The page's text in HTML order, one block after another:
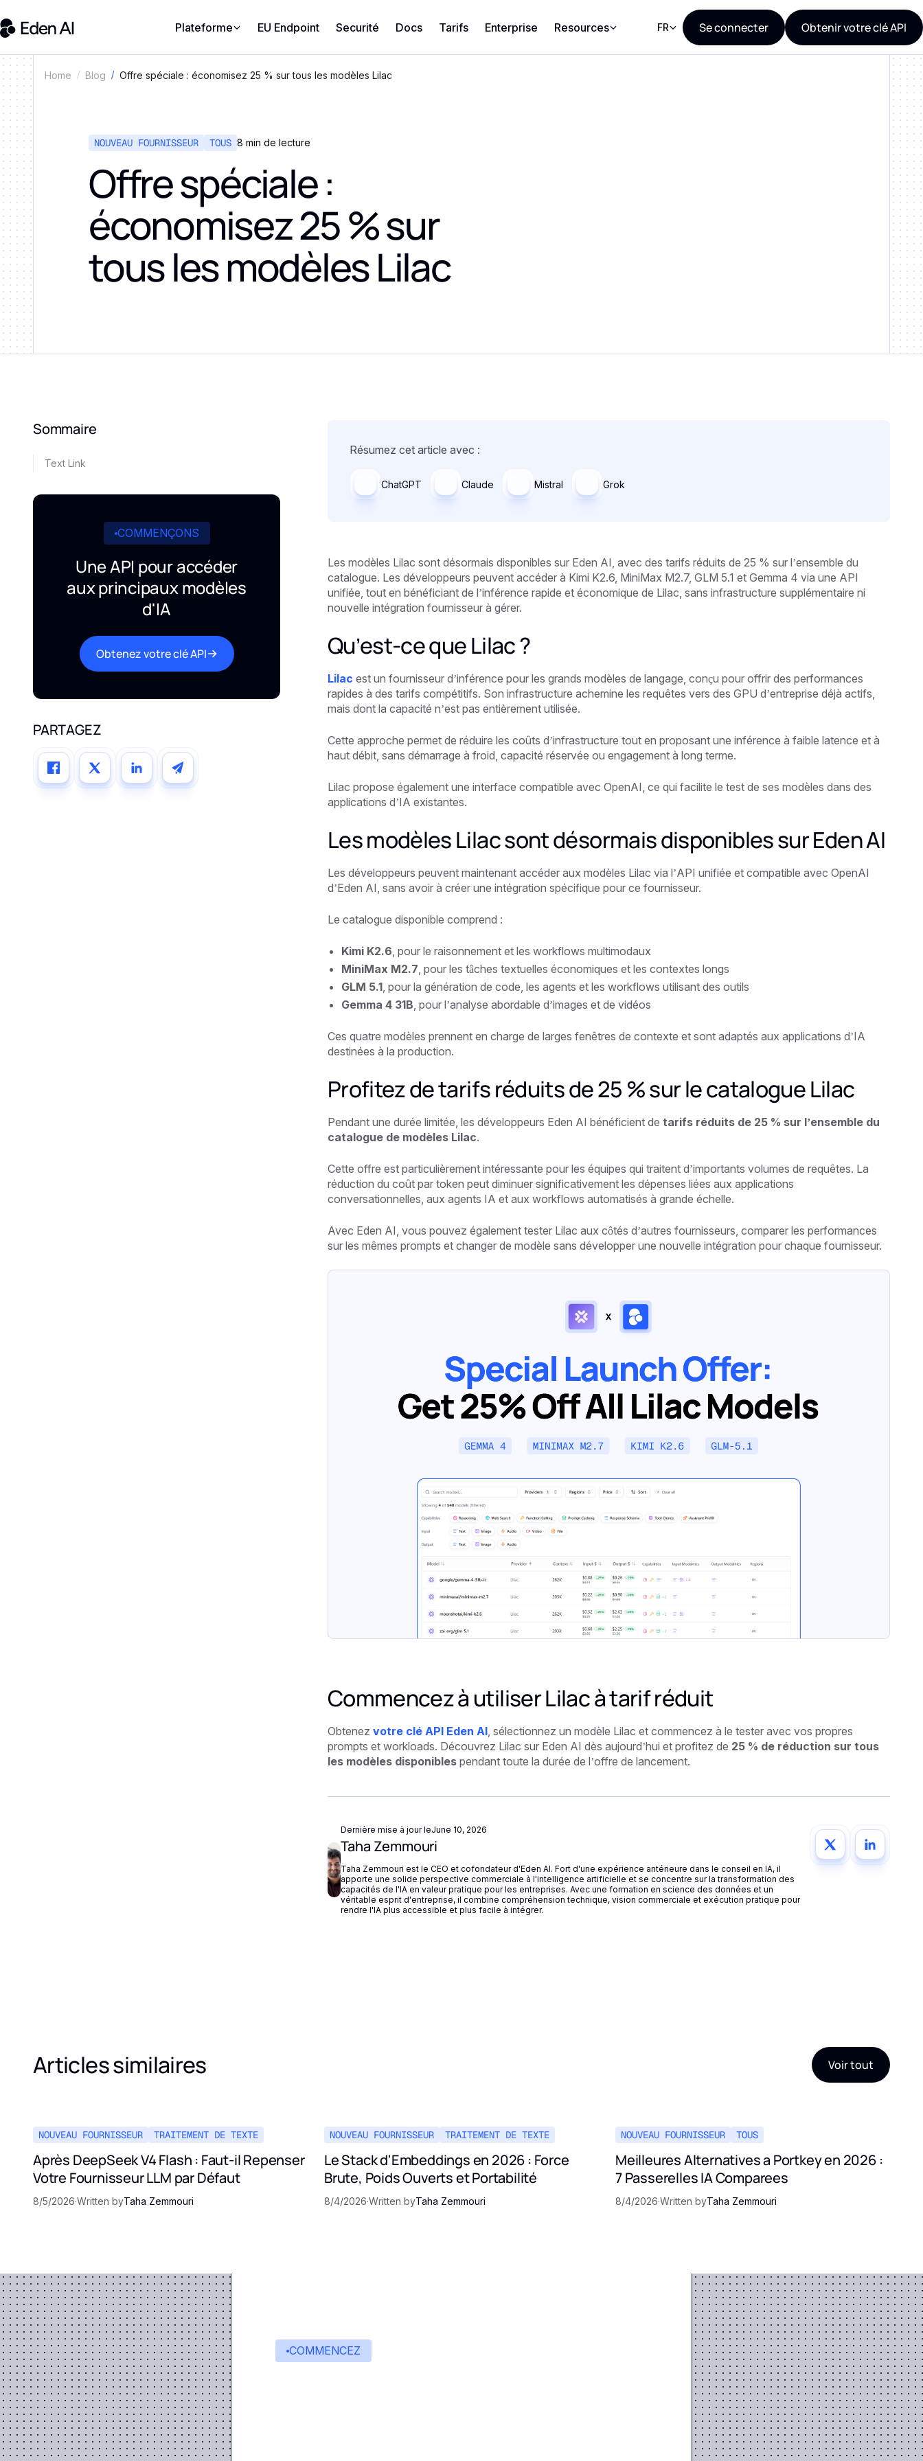
Plateforme EU Endpoint Securité Docs Tarifs Enterprise Resources FR Se connecter Obtenir votre clé API
Home Blog Offre spéciale : économisez 25 % sur tous les modèles Lilac
NOUVEAU FOURNISSEUR TOUS 8 min de lecture
Offre spéciale :
économisez 25 % sur
tous les modèles Lilac
Sommaire
Text Link
COMMENÇONS
Une API pour accéder
aux principaux modèles
d'IA
Obtenez votre clé API
PARTAGEZ
Résumez cet article avec :
ChatGPT Claude Mistral Grok
Les modèles Lilac sont désormais disponibles sur Eden AI, avec des tarifs réduits de 25 % sur l’ensemble du
catalogue. Les développeurs peuvent accéder à Kimi K2.6, MiniMax M2.7, GLM 5.1 et Gemma 4 via une API
unifiée, tout en bénéficiant de l’inférence rapide et économique de Lilac, sans infrastructure supplémentaire ni
nouvelle intégration fournisseur à gérer.
Qu’est-ce que Lilac ?
Lilac est un fournisseur d’inférence pour les grands modèles de langage, conçu pour offrir des performances
rapides à des tarifs compétitifs. Son infrastructure achemine les requêtes vers des GPU d’entreprise déjà actifs,
mais dont la capacité n’est pas entièrement utilisée.
Cette approche permet de réduire les coûts d’infrastructure tout en proposant une inférence à faible latence et à
haut débit, sans démarrage à froid, capacité réservée ou engagement à long terme.
Lilac propose également une interface compatible avec OpenAI, ce qui facilite le test de ses modèles dans des
applications d’IA existantes.
Les modèles Lilac sont désormais disponibles sur Eden AI
Les développeurs peuvent maintenant accéder aux modèles Lilac via l’API unifiée et compatible avec OpenAI
d’Eden AI, sans avoir à créer une intégration spécifique pour ce fournisseur.
Le catalogue disponible comprend :
Kimi K2.6, pour le raisonnement et les workflows multimodaux
MiniMax M2.7, pour les tâches textuelles économiques et les contextes longs
GLM 5.1, pour la génération de code, les agents et les workflows utilisant des outils
Gemma 4 31B, pour l’analyse abordable d’images et de vidéos
Ces quatre modèles prennent en charge de larges fenêtres de contexte et sont adaptés aux applications d’IA
destinées à la production.
Profitez de tarifs réduits de 25 % sur le catalogue Lilac
Pendant une durée limitée, les développeurs Eden AI bénéficient de tarifs réduits de 25 % sur l’ensemble du
catalogue de modèles Lilac.
Cette offre est particulièrement intéressante pour les équipes qui traitent d’importants volumes de requêtes. La
réduction du coût par token peut diminuer significativement les dépenses liées aux applications
conversationnelles, aux agents IA et aux workflows automatisés à grande échelle.
Avec Eden AI, vous pouvez également tester Lilac aux côtés d’autres fournisseurs, comparer les performances
sur les mêmes prompts et changer de modèle sans développer une nouvelle intégration pour chaque fournisseur.
Commencez à utiliser Lilac à tarif réduit
Obtenez votre clé API Eden AI, sélectionnez un modèle Lilac et commencez à le tester avec vos propres
prompts et workloads. Découvrez Lilac sur Eden AI dès aujourd’hui et profitez de 25 % de réduction sur tous
les modèles disponiblespendant toute la durée de l’offre de lancement.
Dernière mise à jour leJune 10, 2026
Taha Zemmouri
Taha Zemmouri est le CEO et cofondateur d'Eden AI. Fort d'une expérience antérieure dans le conseil en IA, il
apporte une solide perspective commerciale à l'intelligence artificielle et se concentre sur la transformation des
capacités de l'IA en valeur pratique pour les entreprises. Avec une formation en science des données et un
véritable esprit d'entreprise, il combine compréhension technique, vision commerciale et exécution pratique pour
rendre l'IA plus accessible et plus facile à intégrer.
Articles similaires Voir tout
NOUVEAU FOURNISSEUR TRAITEMENT DE TEXTE
Après DeepSeek V4 Flash : Faut-il Repenser
Votre Fournisseur LLM par Défaut
8/5/2026·Written byTaha Zemmouri
NOUVEAU FOURNISSEUR TRAITEMENT DE TEXTE
Le Stack d'Embeddings en 2026 : Force
Brute, Poids Ouverts et Portabilité
8/4/2026·Written byTaha Zemmouri
NOUVEAU FOURNISSEUR TOUS
Meilleures Alternatives a Portkey en 2026 :
7 Passerelles IA Comparees
8/4/2026·Written byTaha Zemmouri
COMMENCEZ